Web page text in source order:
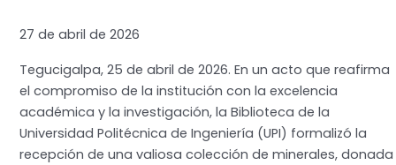
27 de abril de 2026
Tegucigalpa, 25 de abril de 2026. En un acto que reafirma
el compromiso de la institución con la excelencia
académica y la investigación, la Biblioteca de la
Universidad Politécnica de Ingeniería (UPI) formalizó la
recepción de una valiosa colección de minerales, donada